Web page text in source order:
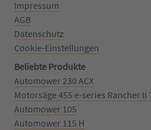
Impressum
AGB
Datenschutz
Cookie-Einstellungen
Beliebte Produkte
Automower 230 ACX
Motorsäge 455 e-series Rancher II
Automower 105
Automower 115 H